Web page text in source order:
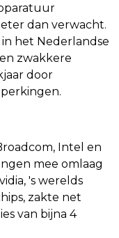
dan verwacht.
het Nederlandse
zwakkere
door
Intel en
mee omlaag
's werelds
zakte net
van bijna 4